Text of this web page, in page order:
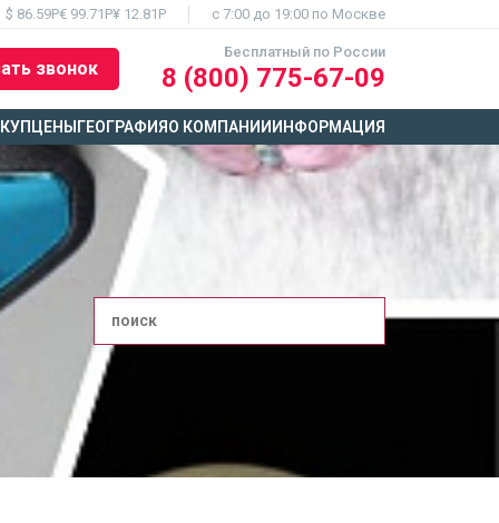
$ 86.59Р€ 99.71Р¥ 12.81Р c 7:00 до 19:00 по Москве
звонок
Бесплатный по России
8 (800) 775-67-09
ЦЕНЫ ГЕОГРАФИЯО КОМПАНИИ ИНФОРМАЦИЯ